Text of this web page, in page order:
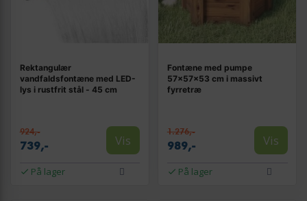
Rektangulær
vandfaldsfontæne med LED-
lys i rustfrit stål - 45 cm
924,-
739,- Vis
På lager
Fontæne med pumpe
57×57×53 cm i massivt
fyrretræ
1.276,-
989,- Vis
På lager